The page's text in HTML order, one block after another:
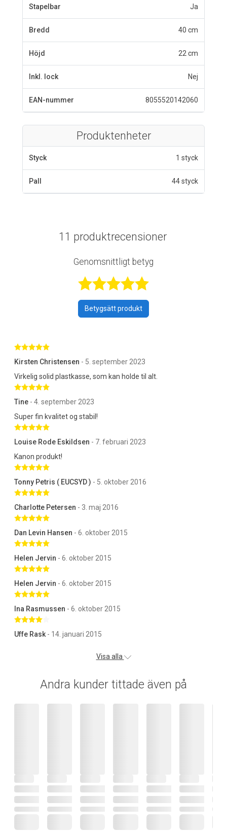
Stapelbar Ja
Bredd 40 cm
Höjd 22 cm
Inkl. lock Nej
EAN-nummer 8055520142060
Produktenheter
Styck 1 styck
Pall 44 styck
11 produktrecensioner
Genomsnittligt betyg
Betygsatt 4,9
Betygsätt produkt
Betygsatt 5 av 5 stjärnor
Kirsten Christensen - 5. september 2023
Virkelig solid plastkasse, som kan holde til alt.
Betygsatt 5 av 5 stjärnor
Tine - 4. september 2023
Super fin kvalitet og stabil!
Betygsatt 5 av 5 stjärnor
Louise Rode Eskildsen - 7. februari 2023
Kanon produkt!
Betygsatt 5 av 5 stjärnor
Tonny Petris ( EUCSYD ) - 5. oktober 2016
Betygsatt 5 av 5 stjärnor
Charlotte Petersen - 3. maj 2016
Betygsatt 5 av 5 stjärnor
Dan Levin Hansen - 6. oktober 2015
Betygsatt 5 av 5 stjärnor
Helen Jervin - 6. oktober 2015
Betygsatt 5 av 5 stjärnor
Helen Jervin - 6. oktober 2015
Betygsatt 5 av 5 stjärnor
Ina Rasmussen - 6. oktober 2015
Uffe Rask - 14. januari 2015
Visa alla
Andra kunder tittade även på